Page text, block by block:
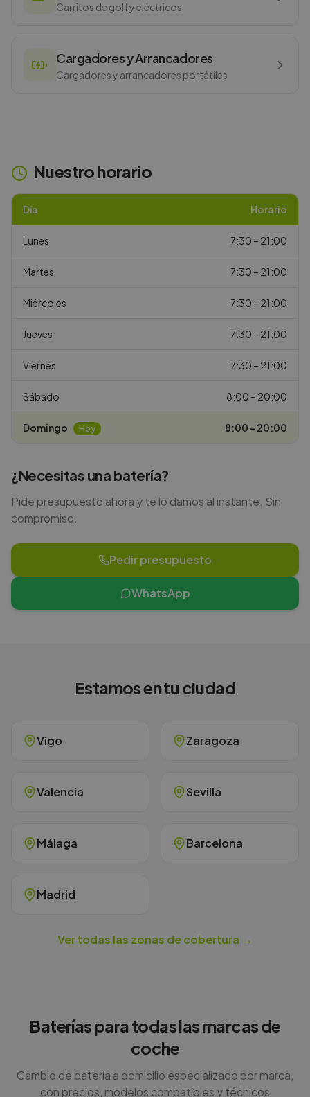
Carritos de golf y eléctricos
Cargadores y Arrancadores
Cargadores y arrancadores portátiles
Nuestro horario
Día Horario
Lunes 7:30 – 21:00
Martes 7:30 – 21:00
Miércoles 7:30 – 21:00
Jueves 7:30 – 21:00
Viernes 7:30 – 21:00
Sábado 8:00 – 20:00
Domingo Hoy 8:00 – 20:00
¿Necesitas una batería?
Pide presupuesto ahora y te lo damos al instante. Sin
compromiso.
Pedir presupuesto
WhatsApp
Estamos en tu ciudad
Vigo Zaragoza
Valencia Sevilla
Málaga Barcelona
Madrid
Ver todas las zonas de cobertura →
Baterías para todas las marcas de
coche
Cambio de batería a domicilio especializado por marca,
con precios, modelos compatibles y técnicos